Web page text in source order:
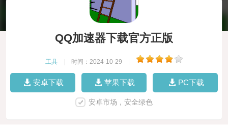
QQ加速器下载官方正版
工具 时间：2024-10-29
安卓下载 苹果下载 PC下载
安卓市场，安全绿色